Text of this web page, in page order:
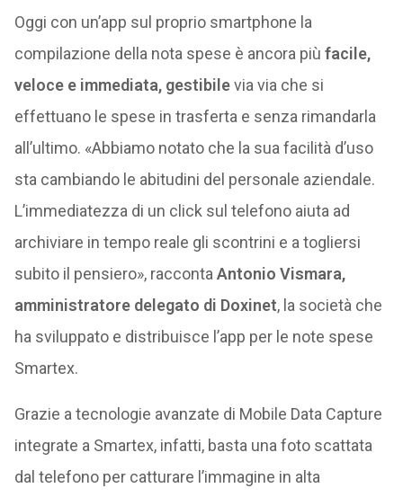
Oggi con un’app sul proprio smartphone la
compilazione della nota spese è ancora più facile,
veloce e immediata, gestibilevia via che si
effettuano le spese in trasferta e senza rimandarla
all’ultimo. «Abbiamo notato che la sua facilità d’uso
sta cambiando le abitudini del personale aziendale.
L’immediatezza di un click sul telefono aiuta ad
archiviare in tempo reale gli scontrini e a togliersi
subito il pensiero», racconta Antonio Vismara,
amministratore delegato di Doxinet, la società che
ha sviluppato e distribuisce l’app per le note spese
Smartex.
Grazie a tecnologie avanzate di Mobile Data Capture
integrate a Smartex, infatti, basta una foto scattata
dal telefono per catturare l’immagine in alta